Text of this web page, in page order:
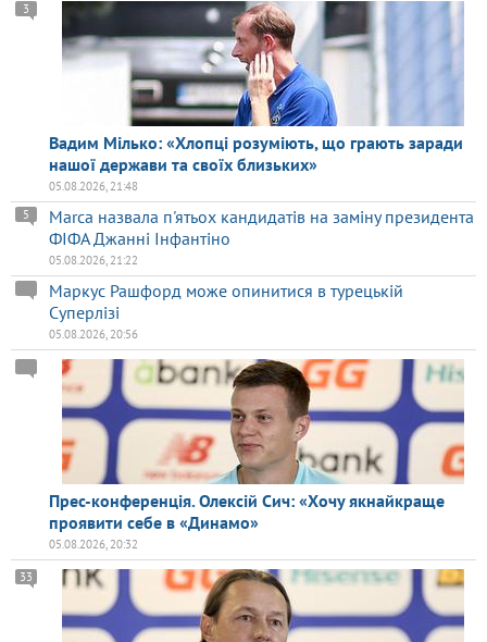
Вадим Мілько: «Хлопці розуміють, що грають заради
нашої держави та своїх близьких»
3
05.08.2026, 21:48
Marca назвала п'ятьох кандидатів на заміну президента
ФІФА Джанні Інфантіно
5
05.08.2026, 21:22
Маркус Рашфорд може опинитися в турецькій
Суперлізі
05.08.2026, 20:56
Прес-конференція. Олексій Сич: «Хочу якнайкраще
проявити себе в «Динамо»
05.08.2026, 20:32
33